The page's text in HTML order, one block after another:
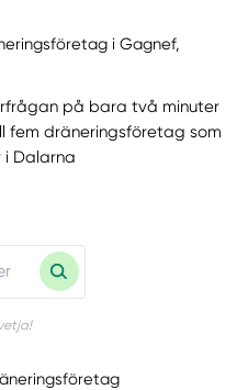
i Gagnef,
på bara två minuter
fem dräneringsföretag som
Dalarna